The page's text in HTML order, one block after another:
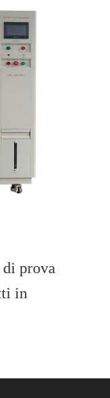
di prova
in